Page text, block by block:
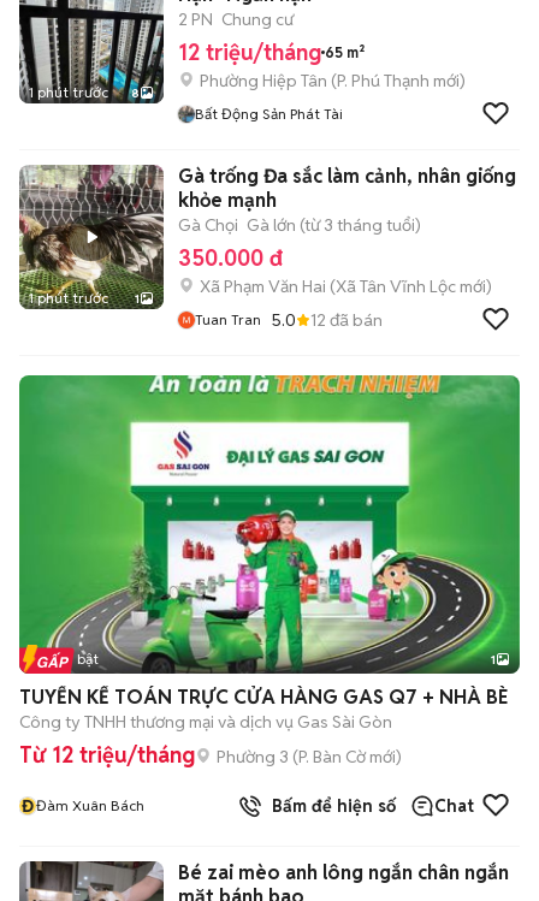
1 phút trước 8
2 PN Chung cư
12 triệu/tháng 65 m²
Phường Hiệp Tân (P. Phú Thạnh mới)
Bất Động Sản Phát Tài
1 phút trước 1
Gà trống Đa sắc làm cảnh, nhân giống
khỏe mạnh
Gà Chọi Gà lớn (từ 3 tháng tuổi)
350.000 đ
Xã Phạm Văn Hai (Xã Tân Vĩnh Lộc mới)
Tuan Tran 5.0 12 đã bán
Tin nổi bật 1
TUYỂN KẾ TOÁN TRỰC CỬA HÀNG GAS Q7 + NHÀ BÈ
Công ty TNHH thương mại và dịch vụ Gas Sài Gòn
Từ 12 triệu/tháng Phường 3 (P. Bàn Cờmới)
ĐĐàm Xuân Bách Bấm để hiện số Chat
Bé zai mèo anh lông ngắn chân ngắn